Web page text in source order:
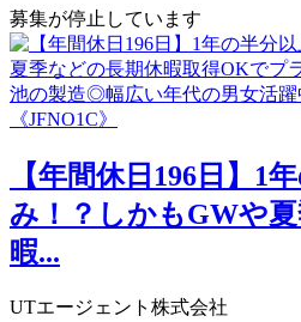
募集が停止しています
【年間休日196日】1
み！？しかもGWや
暇...
UTエージェント株式会社